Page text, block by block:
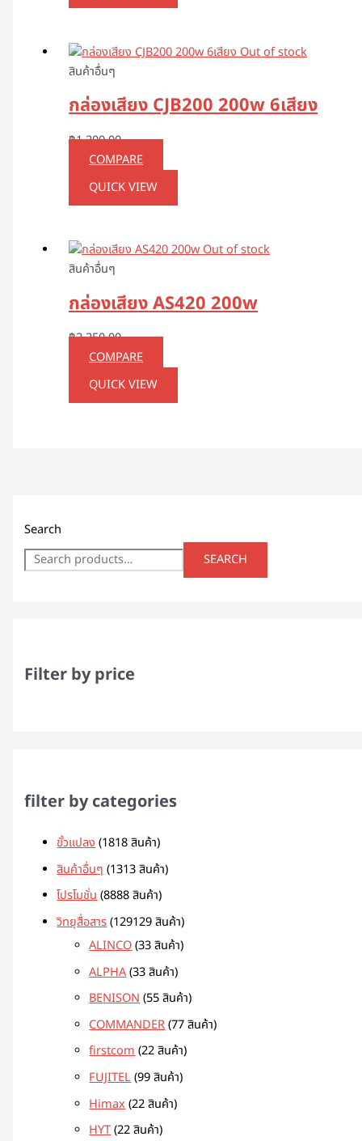
Search
SEARCH
Filter by price
filter by categories
ขั้วแปลง 1818 สินค้า
สินค้าอื่นๆ 1313 สินค้า
โปรโมชั่น 8888 สินค้า
วิทยุสื่อสาร 129129 สินค้า
ALINCO 33 สินค้า
ALPHA 33 สินค้า
BENISON 55 สินค้า
COMMANDER 77 สินค้า
firstcom 22 สินค้า
FUJITEL 99 สินค้า
Himax 22 สินค้า
HYT 22 สินค้า
Out of stock
สินค้าอื่นๆ
กล่องเสียง CJB200 200w 6เสียง
฿1,200.00
COMPARE
QUICK VIEW
Out of stock
สินค้าอื่นๆ
กล่องเสียง AS420 200w
฿2,250.00
COMPARE
QUICK VIEW